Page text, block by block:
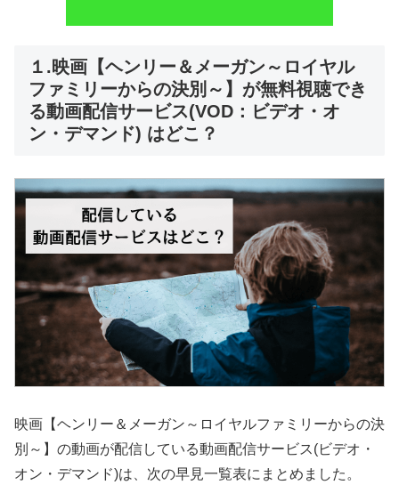
１.映画【ヘンリー＆メーガン～ロイヤル
ファミリーからの決別～】が無料視聴でき
る動画配信サービス(VOD：ビデオ・オ
ン・デマンド) はどこ？
映画【ヘンリー＆メーガン～ロイヤルファミリーからの決
別～】の動画が配信している動画配信サービス(ビデオ・
オン・デマンド)は、次の早見一覧表にまとめました。